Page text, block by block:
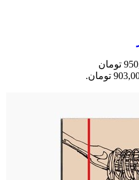
قیمت اصلی: 950,000 تومان